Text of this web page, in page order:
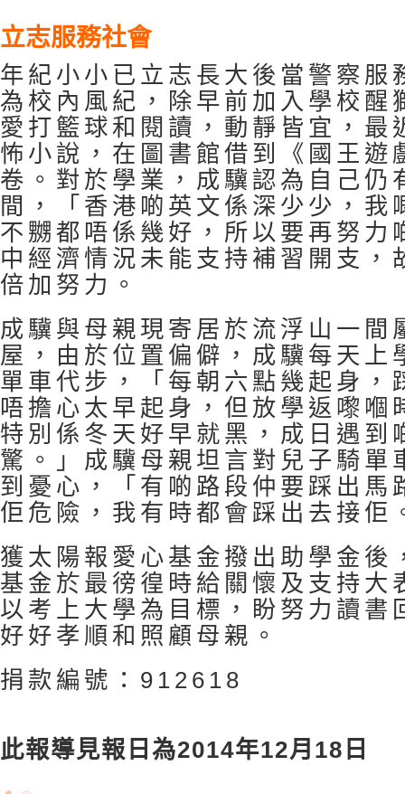
立志服務社會
年紀小小已立志長大後當警察服
為校內風紀，除早前加入學校醒
愛打籃球和閱讀，動靜皆宜，最
怖小說，在圖書館借到《國王遊
卷。對於學業，成驥認為自己仍
間，「香港啲英文係深少少，我
不嬲都唔係幾好，所以要再努力
中經濟情況未能支持補習開支，
倍加努力。
成驥與母親現寄居於流浮山一間
屋，由於位置偏僻，成驥每天上
單車代步，「每朝六點幾起身，
唔擔心太早起身，但放學返嚟嗰
特別係冬天好早就黑，成日遇到
驚。」成驥母親坦言對兒子騎單
到憂心，「有啲路段仲要踩出馬
佢危險，我有時都會踩出去接佢
獲太陽報愛心基金撥出助學金後
基金於最徬徨時給關懷及支持大
以考上大學為目標，盼努力讀書
好好孝順和照顧母親。
捐款編號：912618
此報導見報日為2014年12月18日